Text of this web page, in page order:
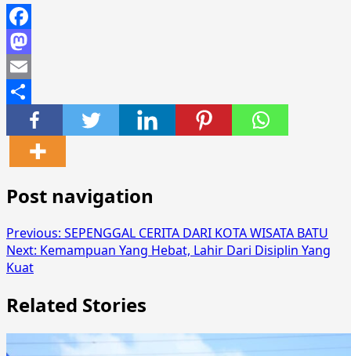
Facebook
Mastodon
Email
Share
Post navigation
Previous: SEPENGGAL CERITA DARI KOTA WISATA BATU
Next: Kemampuan Yang Hebat, Lahir Dari Disiplin Yang
Kuat
Related Stories